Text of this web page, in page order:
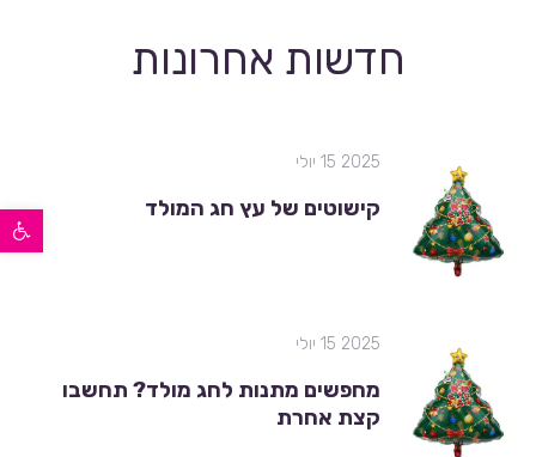
פתח סרגל נגישות
חדשות אחרונות
2025 15 יולי
קישוטים של עץ חג המולד
2025 15 יולי
מחפשים מתנות לחג מולד? תחשבו
קצת אחרת